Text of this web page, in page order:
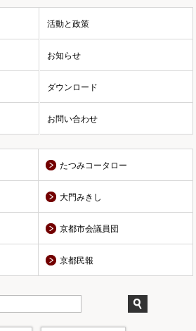
活動と政策
お知らせ
ダウンロード
お問い合わせ
たつみコータロー
大門みきし
京都市会議員団
京都民報